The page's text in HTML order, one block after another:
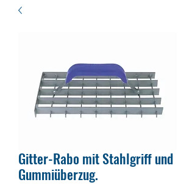
Gitter-Rabo mit Stahlgriff und
Gummiüberzug.